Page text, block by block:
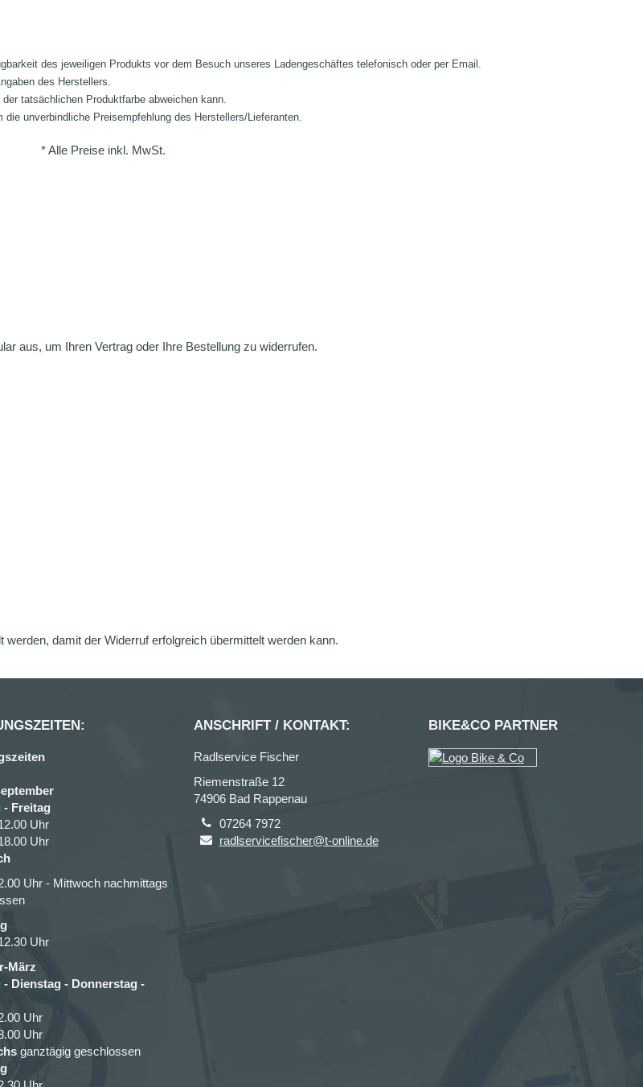
des jeweiligen Produkts vor dem Besuch unseres Ladengeschäftes telefonisch oder per Email.
des Herstellers.
tatsächlichen Produktfarbe abweichen kann.
unverbindliche Preisempfehlung des Herstellers/Lieferanten.
* Alle Preise inkl. MwSt.
aus, um Ihren Vertrag oder Ihre Bestellung zu widerrufen.
damit der Widerruf erfolgreich übermittelt werden kann.
- Freitag
Uhr
Uhr
Uhr - Mittwoch nachmittags
Uhr
März
- Dienstag - Donnerstag -
Uhr
Uhr
ganztägig geschlossen
ANSCHRIFT / KONTAKT:
Radlservice Fischer
Riemenstraße 12
74906 Bad Rappenau
07264 7972
radlservicefischer@t-online.de
BIKE&CO PARTNER